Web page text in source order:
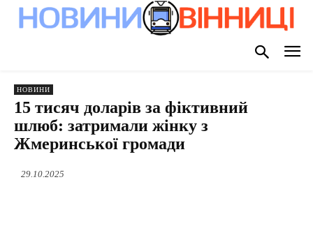
НОВИНИ
15 тисяч доларів за фіктивний
шлюб: затримали жінку з
Жмеринської громади
29.10.2025